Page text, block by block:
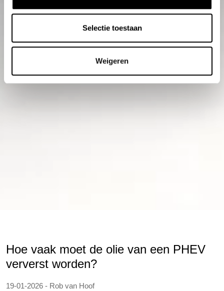
Selectie toestaan
Weigeren
Hoe vaak moet de olie van een PHEV
ververst worden?
19-01-2026 - Rob van Hoof